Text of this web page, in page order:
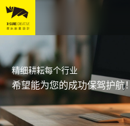
精细耕耘每个行业
希望能为您的成功保驾护航！